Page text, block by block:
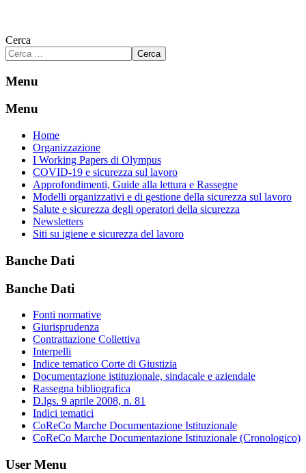
Cerca
Cerca
Menu
Menu
Home
Organizzazione
I Working Papers di Olympus
COVID-19 e sicurezza sul lavoro
Approfondimenti, Guide alla lettura e Rassegne
Modelli organizzativi e di gestione della sicurezza sul lavoro
Salute e sicurezza degli operatori della sicurezza
Newsletters
Siti su igiene e sicurezza del lavoro
Banche Dati
Banche Dati
Fonti normative
Giurisprudenza
Contrattazione Collettiva
Interpelli
Indice tematico Corte di Giustizia
Documentazione istituzionale, sindacale e aziendale
Rassegna bibliografica
D.lgs. 9 aprile 2008, n. 81
Indici tematici
CoReCo Marche Documentazione Istituzionale
CoReCo Marche Documentazione Istituzionale (Cronologico)
User Menu